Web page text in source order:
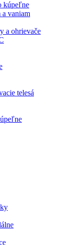
kúpeľne
a vaniam
a ohrievače
telesá